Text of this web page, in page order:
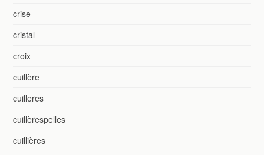
crise
cristal
croix
cuillère
cuilleres
cuillèrespelles
cuillières